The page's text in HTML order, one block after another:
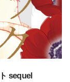
sequel